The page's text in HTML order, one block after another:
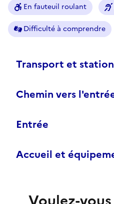
En fauteuil roulant
Difficulté à comprendre
Transport et
Chemin vers
Entrée
Accueil et